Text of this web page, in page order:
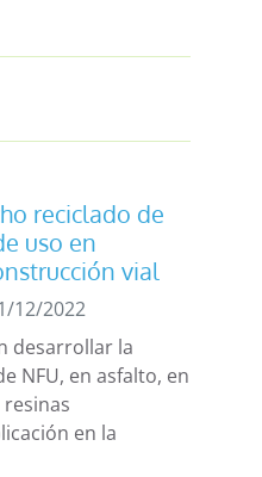
reciclado de
uso en
vial
12/2022
desarrollar la
NFU, en asfalto, en
en la